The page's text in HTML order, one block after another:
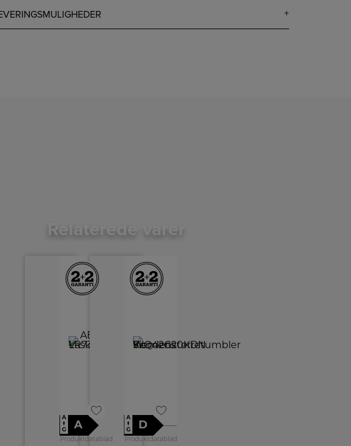
Relaterede varer
A
↑
G
A
Produktdatablad
A
↑
G
D
Produktdatablad